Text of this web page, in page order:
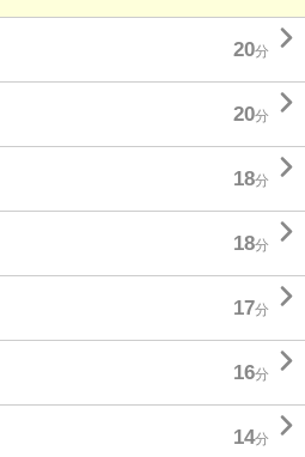
20分 
20分 
18分 
18分 
17分 
16分 
14分 